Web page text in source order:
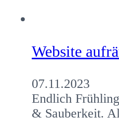
Website
07.11.2023
Endlich
& Sauberkeit.